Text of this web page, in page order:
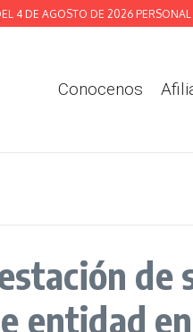
4 DE AGOSTO DE 2026 PERSONAL
Conocenos
entidad